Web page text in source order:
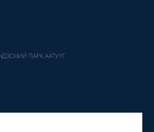
ПАРК ААТУҮГ